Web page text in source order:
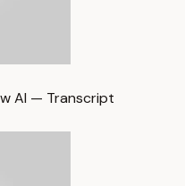
AI — Transcript